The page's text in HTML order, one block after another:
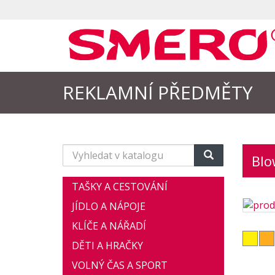
REKLAMNÍ PŘEDMĚTY
Vyhledat
v
katalogu
TAŠKY A CESTOVÁNÍ
JÍDLO A NÁPOJE
KLÍČE A NÁŘADÍ
DĚTI A HRAČKY
VOLNÝ ČAS A SPORT